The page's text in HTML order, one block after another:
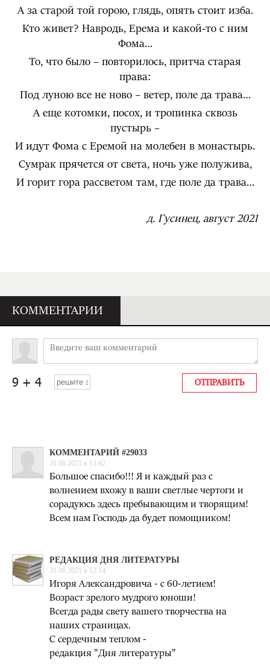
А за старой той горою, глядь, опять стоит изба.
Кто живет? Навродь, Ерема и какой-то с ним
Фома…
То, что было – повторилось, притча старая
права:
Под луною все не ново – ветер, поле да трава…
А еще котомки, посох, и тропинка сквозь
пустырь –
И идут Фома с Еремой на молебен в монастырь.
Сумрак прячется от света, ночь уже полужива,
И горит гора рассветом там, где поле да трава…
д. Гусинец, август 2021
КОММЕНТАРИИ
КОММЕНТАРИЙ #29033
31.08.2021 в 13:42
Большое спасибо!!! Я и каждый раз с
волнением вхожу в ваши светлые чертоги и
сорадуюсь здесь пребывающим и творящим!
Всем нам Господь да будет помощником!
РЕДАКЦИЯ ДНЯ ЛИТЕРАТУРЫ
31.08.2021 в 12:14
Игоря Александровича - с 60-летием!
Возраст зрелого мудрого юноши!
Всегда рады свету вашего творчества на
наших страницах.
С сердечным теплом -
редакция "Дня литературы"